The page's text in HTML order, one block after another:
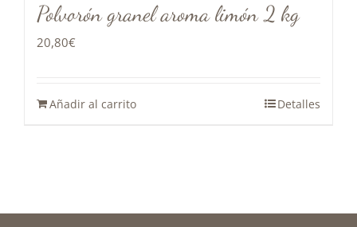
Polvorón granel aroma limón 2 kg
20,80€
Añadir al carrito Detalles